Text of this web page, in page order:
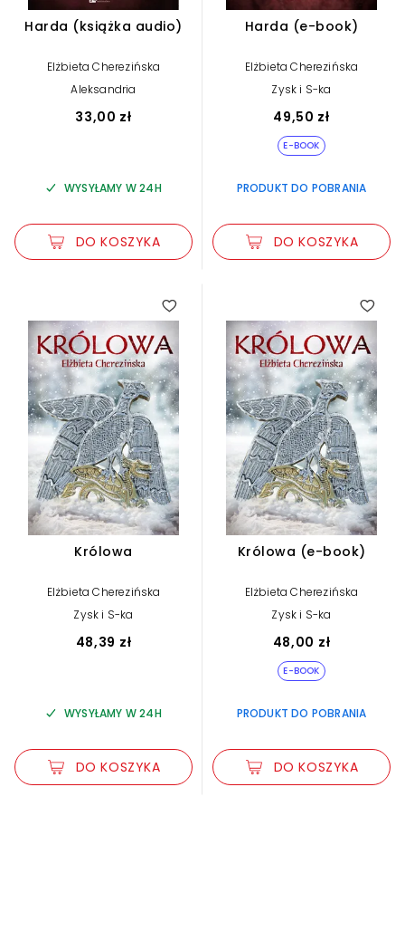
Harda (książka audio)
Elżbieta Cherezińska
Aleksandria
33,00 zł
WYSYŁAMY W 24H
DO KOSZYKA
Harda (e-book)
Elżbieta Cherezińska
Zysk i S-ka
49,50 zł
E-BOOK
PRODUKT DO POBRANIA
DO KOSZYKA
Królowa
Elżbieta Cherezińska
Zysk i S-ka
48,39 zł
WYSYŁAMY W 24H
DO KOSZYKA
Królowa (e-book)
Elżbieta Cherezińska
Zysk i S-ka
48,00 zł
E-BOOK
PRODUKT DO POBRANIA
DO KOSZYKA